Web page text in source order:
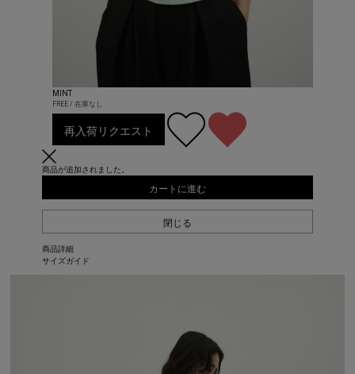
MINT
FREE / 在庫なし
再入荷リクエスト
商品が追加されました。
カートに進む
閉じる
商品詳細
サイズガイド